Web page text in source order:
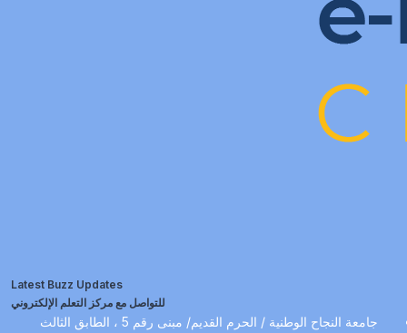
Latest Buzz Updates
للتواصل مع مركز التعلم الإلكتروني
جامعة النجاح الوطنية / الحرم القديم/ مبنى رقم 5 ، الطابق الثالث